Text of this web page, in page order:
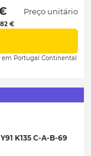
€
Preço unitário
em Portugal Continental.
K135 C-A-B-69